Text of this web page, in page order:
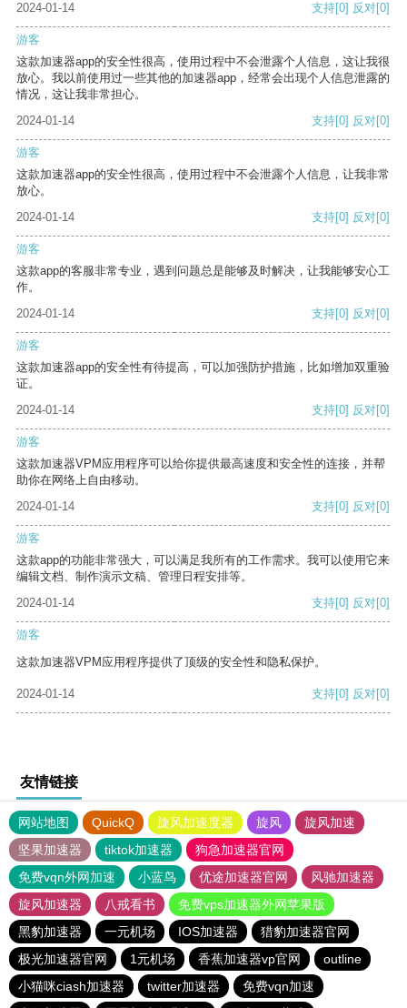
2024-01-14
支持[0] 反对[0]
游客
这款加速器app的安全性很高，使用过程中不会泄露个人信息，这让我很
放心。我以前使用过一些其他的加速器app，经常会出现个人信息泄露的
情况，这让我非常担心。
2024-01-14
支持[0] 反对[0]
游客
这款加速器app的安全性很高，使用过程中不会泄露个人信息，让我非常
放心。
2024-01-14
支持[0] 反对[0]
游客
这款app的客服非常专业，遇到问题总是能够及时解决，让我能够安心工
作。
2024-01-14
支持[0] 反对[0]
游客
这款加速器app的安全性有待提高，可以加强防护措施，比如增加双重验
证。
2024-01-14
支持[0] 反对[0]
游客
这款加速器VPM应用程序可以给你提供最高速度和安全性的连接，并帮
助你在网络上自由移动。
2024-01-14
支持[0] 反对[0]
游客
这款app的功能非常强大，可以满足我所有的工作需求。我可以使用它来
编辑文档、制作演示文稿、管理日程安排等。
2024-01-14
支持[0] 反对[0]
游客
这款加速器VPM应用程序提供了顶级的安全性和隐私保护。
2024-01-14 支持[0] 反对[0]
友情链接
网站地图 QuickQ 旋风加速度器 旋风
旋风加速
坚果加速器
tiktok加速器
狗急加速器官网
免费vqn外网加速
小蓝鸟 优途加速器官网
风驰加速器
旋风加速器
八戒看书
免费vps加速器外网苹果版
黑豹加速器
一元机场 IOS加速器
猎豹加速器官网
极光加速器官网
1元机场 香蕉加速器vp官网
outline
小猫咪ciash加速器
twitter加速器
免费vqn加速